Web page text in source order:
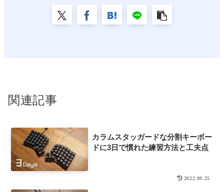
関連記事
カラムスタッガードな分割キーボー
ドに3日で慣れた練習方法と工夫点
2022.09.25